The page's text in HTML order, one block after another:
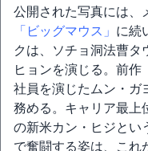
公開された写真には、
「ビッグマウス」 に続
クは、ソチョ洞法曹タ
ヒョンを演じる。前作
社員を演じたムン・ガ
務める。キャリア最上
の新米カン・ヒジとい
で奮闘する姿は、これ